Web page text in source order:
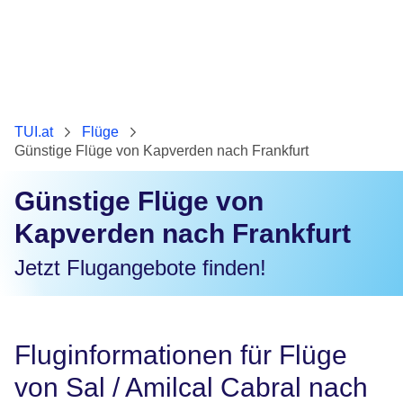
TUI.at
Flüge
Günstige Flüge von Kapverden nach Frankfurt
Günstige Flüge von
Kapverden nach Frankfurt
Jetzt Flugangebote finden!
Fluginformationen für Flüge
von Sal / Amilcal Cabral nach